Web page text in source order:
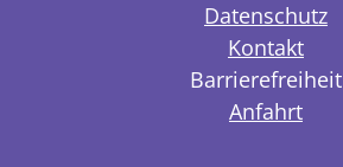
Datenschutz
Kontakt
Barrierefreiheit
Anfahrt